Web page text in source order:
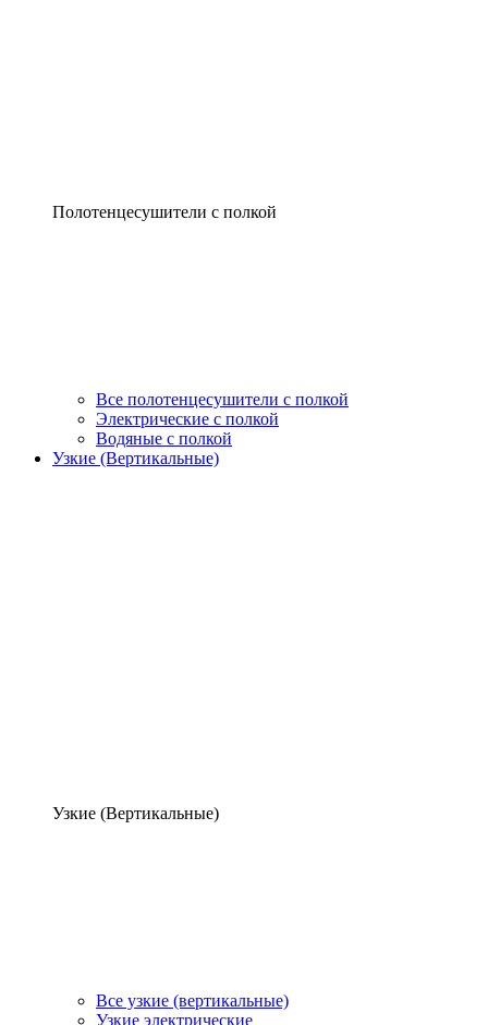
Полотенцесушители с полкой
Все полотенцесушители с полкой
Электрические с полкой
Водяные с полкой
Узкие (Вертикальные)
Узкие (Вертикальные)
Все узкие (вертикальные)
Узкие электрические